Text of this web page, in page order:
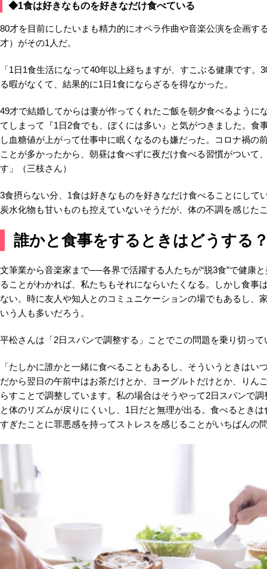
◆1食は好きなものを好きなだけ食べている
80才を目前にしたいまも精力的にオペラ作曲や音楽公演を企画す
才）がその1人だ。
「1日1食生活になって40年以上経ちますが、すこぶる健康です。
る暇がなくて、結果的に1日1食にならざるを得なかった。
49才で結婚してからは妻が作ってくれたご飯を朝夕食べるように
てしまって『1日2食でも、ぼくには多い』と気がつきました。食
し血糖値が上がって仕事中に眠くなるのも嫌だった。コロナ禍の
ことが多かったから、朝昼は食べずに夜だけ食べる習慣がついて
す」（三枝さん）
3食摂らない分、1食は好きなものを好きなだけ食べることにして
炭水化物も甘いものも控えていないそうだが、体の不調を感じた
誰かと食事をするときはどうする
文筆業から音楽家まで──各界で活躍する人たちが“脱3食”で健康
ることがわかれば、私たちもそれにならいたくなる。しかし食事
ない。時に友人や知人とのコミュニケーションの場でもあるし、
いう人も多いだろう。
平松さんは「2日スパンで調整する」ことでこの問題を乗り切って
「たしかに誰かと一緒に食べることもあるし、そういうときはい
だから翌日の午前中はお茶だけとか、ヨーグルトだけとか、りん
らすことで調整しています。私の場合はそうやって2日スパンで
と体のリズムが戻りにくいし、1日だと無理が出る。食べるとき
すぎたことに罪悪感を持ってストレスを感じることがいちばんの